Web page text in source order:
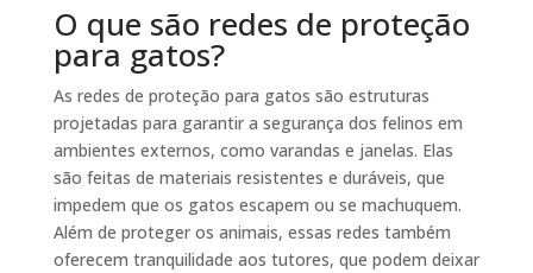
O que são redes de proteção
para gatos?
As redes de proteção para gatos são estruturas
projetadas para garantir a segurança dos felinos em
ambientes externos, como varandas e janelas. Elas
são feitas de materiais resistentes e duráveis, que
impedem que os gatos escapem ou se machuquem.
Além de proteger os animais, essas redes também
oferecem tranquilidade aos tutores, que podem deixar